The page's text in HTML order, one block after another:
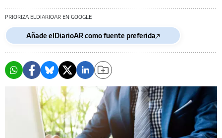
PRIORIZA ELDIARIOAR EN GOOGLE
Añade elDiarioAR como fuente preferida